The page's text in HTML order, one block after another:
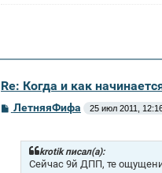
Re: Когда и как
С
ЛетняяФифа 25 июл 2011,
krotik писал(а):
Сейчас 9й ДПП, те